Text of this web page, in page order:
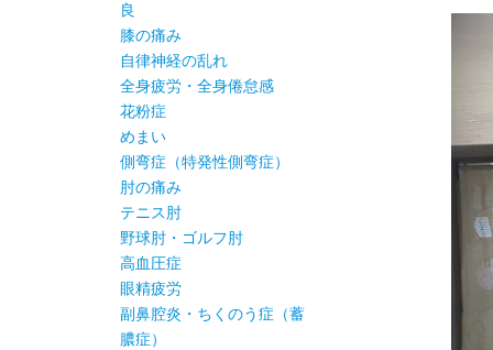
良
膝の痛み
自律神経の乱れ
全身疲労・全身倦怠感
花粉症
めまい
側弯症（特発性側弯症）
肘の痛み
テニス肘
野球肘・ゴルフ肘
高血圧症
眼精疲労
副鼻腔炎・ちくのう症（蓄
膿症）